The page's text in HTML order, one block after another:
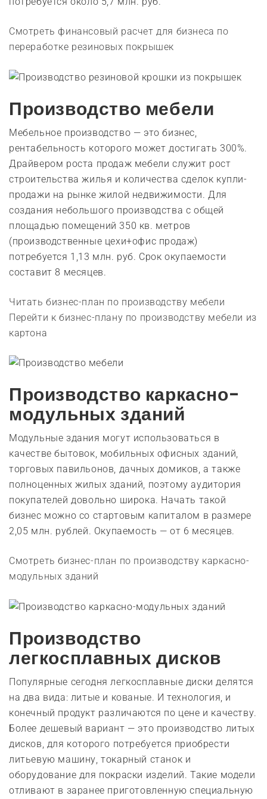
Смотреть финансовый расчет для бизнеса по
переработке резиновых покрышек
Производство мебели
Мебельное производство — это бизнес,
рентабельность которого может достигать 300%.
Драйвером роста продаж мебели служит рост
строительства жилья и количества сделок купли-
продажи на рынке жилой недвижимости. Для
создания небольшого производства с общей
площадью помещений 350 кв. метров
(производственные цехи+офис продаж)
потребуется 1,13 млн. руб. Срок окупаемости
составит 8 месяцев.
Читать бизнес-план по производству мебели
Перейти к бизнес-плану по производству мебели из
картона
Производство каркасно-
модульных зданий
Модульные здания могут использоваться в
качестве бытовок, мобильных офисных зданий,
торговых павильонов, дачных домиков, а также
полноценных жилых зданий, поэтому аудитория
покупателей довольно широка. Начать такой
бизнес можно со стартовым капиталом в размере
2,05 млн. рублей. Окупаемость — от 6 месяцев.
Смотреть бизнес-план по производству каркасно-
модульных зданий
Производство
легкосплавных дисков
Популярные сегодня легкосплавные диски делятся
на два вида: литые и кованые. И технология, и
конечный продукт различаются по цене и качеству.
Более дешевый вариант — это производство литых
дисков, для которого потребуется приобрести
литьевую машину, токарный станок и
оборудование для покраски изделий. Такие модели
отливают в заранее приготовленную специальную